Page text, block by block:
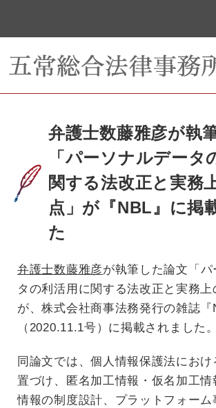
弁護士数藤雅彦が執
「パーソナルデータ
関する法改正と実務
点」が『NBL』に掲
た
弁護士数藤雅彦が執筆した論文「
タの利活用に関する法改正と実務上
が、株式会社商事法務発行の雑誌『
（2020.11.1号）に掲載されました。
同論文では、個人情報保護法にお
置づけ、匿名加工情報・仮名加工情
情報の制度設計、プラットフォーム